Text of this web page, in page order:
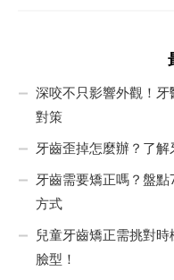
深咬不只影響外觀！
對策
牙齒歪掉怎麼辦？了
牙齒需要矯正嗎？盤
方式
兒童牙齒矯正需挑對
臉型！